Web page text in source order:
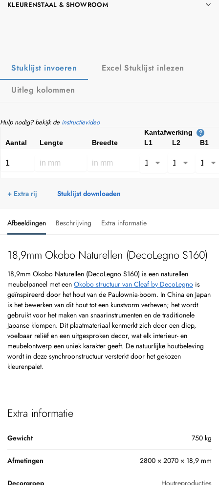
KLEURENSTAAL & SHOWROOM
Stuklijst invoeren
Excel Stuklijst inlezen
Uitleg kolommen
Hulp nodig? bekijk de instructievideo
Kantafwerking ?
Aantal Lengte Breedte L1 L2 B1
+ Extra rij Stuklijst downloaden
Afbeeldingen Beschrijving Extra informatie
18,9mm Okobo Naturellen (DecoLegno S160)
18,9mm Okobo Naturellen (DecoLegno S160) is een naturellen
meubelpaneel met een Okobo structuur van Cleaf by DecoLegno is
geïnspireerd door het hout van de Paulownia-boom. In China en Japan
is het bewerken van dit hout tot een kunstvorm verheven; het wordt
gebruikt voor het maken van snaarinstrumenten en de traditionele
Japanse klompen. Dit plaatmateriaal kenmerkt zich door een diep,
voelbaar reliëf en een uitgesproken decor, wat elk interieur- en
meubelontwerp een uniek karakter geeft. De natuurlijke houtbeleving
wordt in deze synchroonstructuur versterkt door het gekozen
kleurenpalet.
Extra informatie
Gewicht 750 kg
Afmetingen 2800 × 2070 × 18,9 mm
Decorgroep Houtreproducties